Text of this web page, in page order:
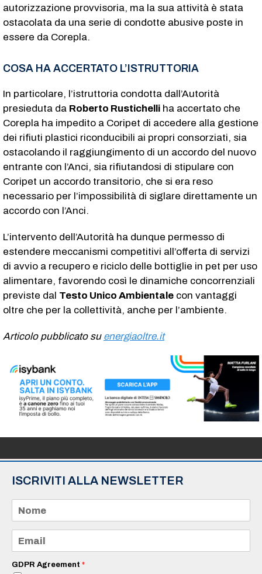
autorizzazione provvisoria, ma la sua attività è stata
ostacolata da una serie di condotte abusive poste in
essere da Corepla.
COSA HA ACCERTATO L’ISTRUTTORIA
In particolare, l’istruttoria condotta dall’Autorità
presieduta da Roberto Rustichelli ha accertato che
Corepla ha impedito a Coripet di accedere alla gestione
dei rifiuti plastici riconducibili ai propri consorziati, sia
ostacolando il raggiungimento di un accordo del nuovo
entrante con l’Anci, sia rifiutandosi di stipulare con
Coripet un accordo transitorio, che si era reso
necessario per l’impossibilità di siglare direttamente un
accordo con l’Anci.
L’intervento dell’Autorità ha dunque permesso di
estendere meccanismi competitivi all’offerta di servizi
di avvio a recupero e riciclo delle bottiglie in pet per uso
alimentare, favorendo così le dinamiche concorrenziali
previste dal Testo Unico Ambientale con vantaggi
oltre che per la collettività, anche per l’ambiente.
Articolo pubblicato su energiaoltre.it
ISCRIVITI ALLA NEWSLETTER
m
e
a
iGDPR Agreement *